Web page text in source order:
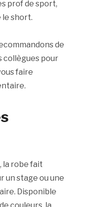
prof de sport,
le short.
de
collègues pour
faire
, la robe fait
un stage ou une
. Disponible